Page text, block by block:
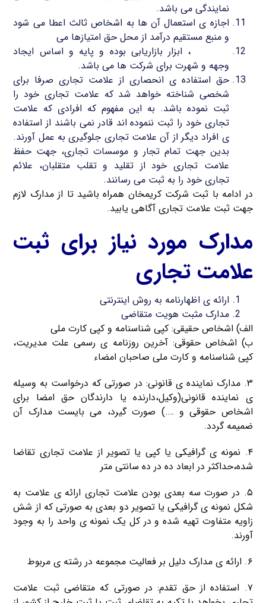
نمایندگی می باشد.
اجازه ی استعمال آن ها به اشخاص ثالث اعطا می شود
و منبع مستقیم درآمد از محل حق امتیازها می
، ابزار بازاریابی بوده و پایه و اساس ایجاد
وجهه و شهرت برای شرکت ها می باشد.
حق استفاده ی انحصاری از علامت تجاری صرفا برای
شخصی شناخته خواهد شد که علامت تجاری خود را
ثبت نموده باشد. به این مفهوم که افرادی که علامت
تجاری خود را ثبت ننموده اند قادر نمی باشند از استفاده
ی افراد دیگر از آن علامت تجاری جلوگیری به عمل آورند.
بدین جهت تمام تجار و موسسات تجاری، جهت حفظ
علامت تجاری خود از تقلید و تقلب متقلبان، علائم
تجاری خود را به ثبت می رسانند.
در ادامه با ثبت شرکت کریمخان همراه باشید تا از مدارک لازم
جهت ثبت علامت تجاری آگاهی یابید.
مدارک مورد نیاز برای ثبت
علامت تجاری
ارائه ی اظهارنامه به روش اینترنتی
مدارک مثبت هویت متقاضی
الف) اشخاص حقیقی: کپی شناسنامه و کپی کارت ملی
ب) اشخاص حقوقی: آخرین روزنامه ی رسمی علت مدیریت،
کپی شناسنامه و کارت ملی صاحبان امضاء
۳. مدارک نماینده ی قانونی: در صورتی که درخواست به وسیله
ی نماینده قانونی(وکیل،دارنده یا دارندگان حق امضا برای
اشخاص حقوقی و ….) صورت گیرد، می بایست مدارک آن
ضمیمه گردد.
۴. نمونه ی گرافیکی یا کپی یا تصویر از علامت تجاری تقاضا
شده،حداکثر در ابعاد ده در ده سانتی متر
۵. در صورت سه بعدی بودن علامت تجاری ارائه ی علامت به
شکل نمونه ی گرافیکی یا تصویر دو بعدی به صورتی که از شش
زاویه متفاوت تهیه شده و در کل یک نمونه ی واحد را به وجود
آورند.
۶. ارائه ی مدارک دلیل بر فعالیت مجموعه در رشته ی مربوط
۷. استفاده از حق تقدم: در صورتی که متقاضی ثبت علامت